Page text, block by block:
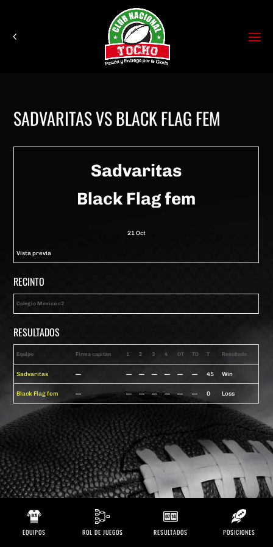
SADVARITAS VS BLACK FLAG FEM
Sadvaritas
Black Flag fem
21 Oct
Vista previa
RECINTO
Colegio Mexico c2
RESULTADOS
Equipo Firma capitán 1 2 3 4 OT TD T Resultado
Sadvaritas — — — — — — — 45 Win
Black Flag fem — — — — — — — 0 Loss
EQUIPOS ROL DE JUEGOS RESULTADOS POSICIONES